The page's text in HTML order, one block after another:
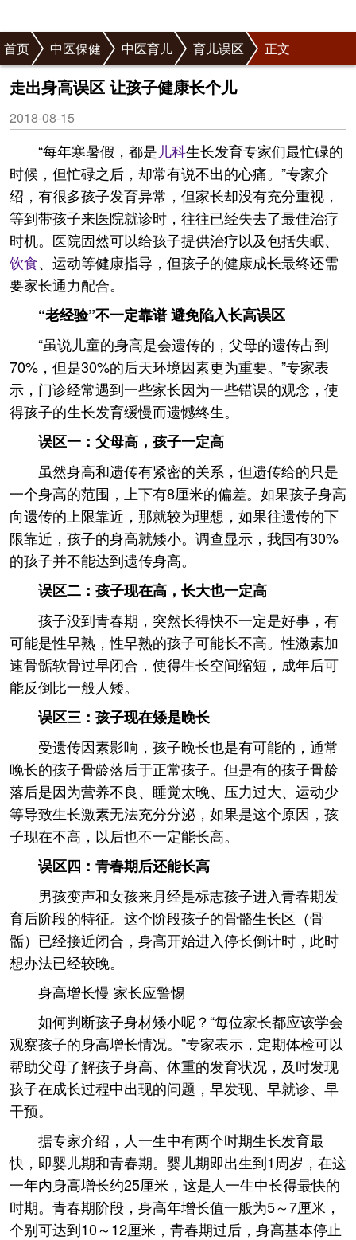
首页 中医保健 中医育儿 育儿误区 正文
走出身高误区 让孩子健康长个儿
2018-08-15
“每年寒暑假，都是儿科生长发育专家们最忙碌的
时候，但忙碌之后，却常有说不出的心痛。”专家介
绍，有很多孩子发育异常，但家长却没有充分重视，
等到带孩子来医院就诊时，往往已经失去了最佳治疗
时机。医院固然可以给孩子提供治疗以及包括失眠、
饮食、运动等健康指导，但孩子的健康成长最终还需
要家长通力配合。
“老经验”不一定靠谱 避免陷入长高误区
“虽说儿童的身高是会遗传的，父母的遗传占到
70%，但是30%的后天环境因素更为重要。”专家表
示，门诊经常遇到一些家长因为一些错误的观念，使
得孩子的生长发育缓慢而遗憾终生。
误区一：父母高，孩子一定高
虽然身高和遗传有紧密的关系，但遗传给的只是
一个身高的范围，上下有8厘米的偏差。如果孩子身高
向遗传的上限靠近，那就较为理想，如果往遗传的下
限靠近，孩子的身高就矮小。调查显示，我国有30%
的孩子并不能达到遗传身高。
误区二：孩子现在高，长大也一定高
孩子没到青春期，突然长得快不一定是好事，有
可能是性早熟，性早熟的孩子可能长不高。性激素加
速骨骺软骨过早闭合，使得生长空间缩短，成年后可
能反倒比一般人矮。
误区三：孩子现在矮是晚长
受遗传因素影响，孩子晚长也是有可能的，通常
晚长的孩子骨龄落后于正常孩子。但是有的孩子骨龄
落后是因为营养不良、睡觉太晚、压力过大、运动少
等导致生长激素无法充分分泌，如果是这个原因，孩
子现在不高，以后也不一定能长高。
误区四：青春期后还能长高
男孩变声和女孩来月经是标志孩子进入青春期发
育后阶段的特征。这个阶段孩子的骨骼生长区（骨
骺）已经接近闭合，身高开始进入停长倒计时，此时
想办法已经较晚。
身高增长慢 家长应警惕
如何判断孩子身材矮小呢？“每位家长都应该学会
观察孩子的身高增长情况。”专家表示，定期体检可以
帮助父母了解孩子身高、体重的发育状况，及时发现
孩子在成长过程中出现的问题，早发现、早就诊、早
干预。
据专家介绍，人一生中有两个时期生长发育最
快，即婴儿期和青春期。婴儿期即出生到1周岁，在这
一年内身高增长约25厘米，这是人一生中长得最快的
时期。青春期阶段，身高年增长值一般为5～7厘米，
个别可达到10～12厘米，青春期过后，身高基本停止